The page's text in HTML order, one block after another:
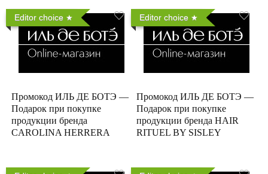
Editor choice
Промокод ИЛЬ ДЕ БОТЭ —
Подарок при покупке
продукции бренда
CAROLINA HERRERA
Editor choice
Промокод ИЛЬ ДЕ БОТЭ —
Подарок при покупке
продукции бренда HAIR
RITUEL BY SISLEY